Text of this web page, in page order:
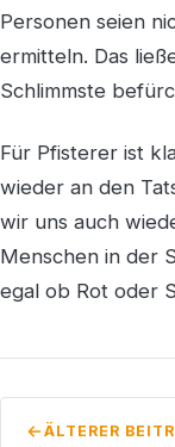
Personen seien
ermitteln. Das
Schlimmste
Für Pfisterer ist
wieder an den
wir uns auch
Menschen in der
egal ob Rot oder
ÄLTERER